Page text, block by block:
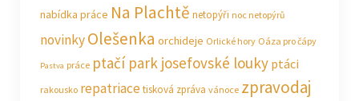
nabídka práce Na Plachtě netopýři noc netopýrů
novinkyOlešenka orchideje Orlické hory Oáza pro čápy
Pastva práce ptačí park josefovské louky ptáci
rakousko repatriacetisková zpráva vánoce zpravodaj